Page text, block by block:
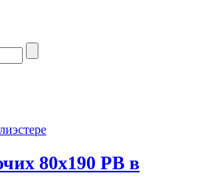
80х190 РВ в